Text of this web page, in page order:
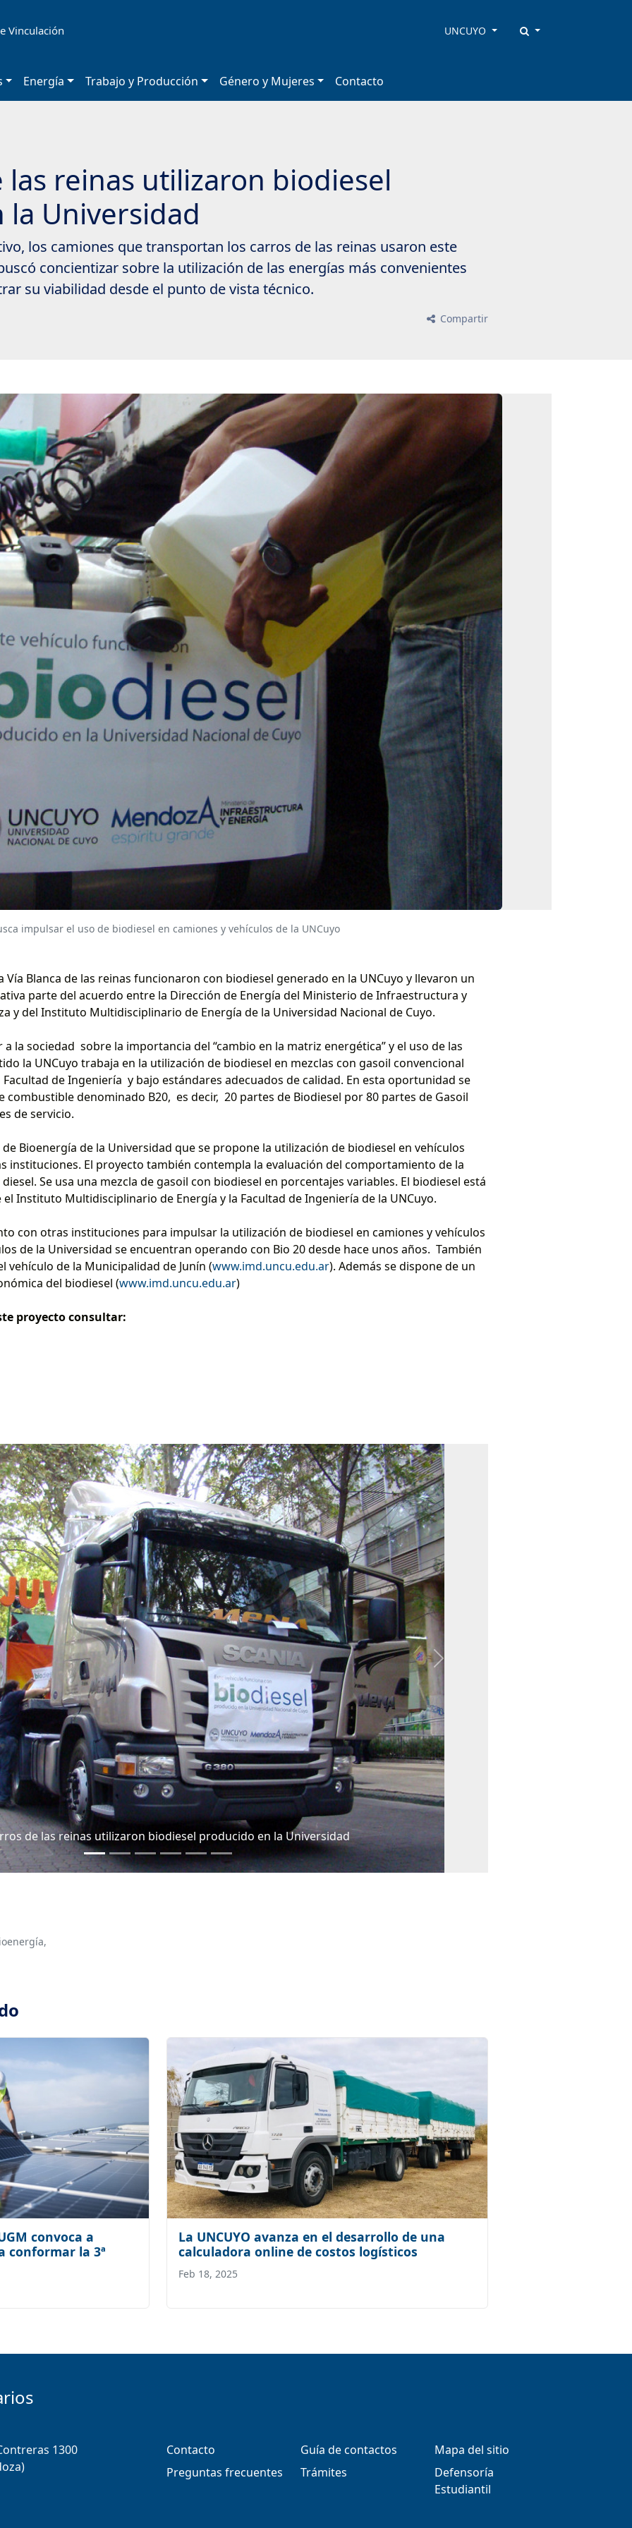
Vinculación UNCUYO
Energía Trabajo y Producción Género y Mujeres Contacto
las reinas utilizaron biodiesel
Universidad
los camiones que transportan los carros de las reinas usaron este
concientizar sobre la utilización de las energías más convenientes
su viabilidad desde el punto de vista técnico.
Compartir
impulsar el uso de biodiesel en camiones y vehículos de la UNCuyo
Vía Blanca de las reinas funcionaron con biodiesel generado en la UNCuyo y llevaron un
parte del acuerdo entre la Dirección de Energía del Ministerio de Infraestructura y
y del Instituto Multidisciplinario de Energía de la Universidad Nacional de Cuyo.
la sociedad sobre la importancia del “cambio en la matriz energética” y el uso de las
la UNCuyo trabaja en la utilización de biodiesel en mezclas con gasoil convencional
de Ingeniería y bajo estándares adecuados de calidad. En esta oportunidad se
denominado B20, es decir, 20 partes de Biodiesel por 80 partes de Gasoil
de servicio.
Bioenergía de la Universidad que se propone la utilización de biodiesel en vehículos
instituciones. El proyecto también contempla la evaluación del comportamiento de la
Se usa una mezcla de gasoil con biodiesel en porcentajes variables. El biodiesel está
Instituto Multidisciplinario de Energía y la Facultad de Ingeniería de la UNCuyo.
con otras instituciones para impulsar la utilización de biodiesel en camiones y vehículos
de la Universidad se encuentran operando con Bio 20 desde hace unos años. También
de la Municipalidad de Junín (www.imd.uncu.edu.ar). Además se dispone de un
del biodiesel (www.imd.uncu.edu.ar)
proyecto consultar:
de las reinas utilizaron biodiesel producido en la Universidad
Next
convoca a
conformar la 3ª
La UNCUYO avanza en el desarrollo de una
calculadora online de costos logísticos
Feb 18, 2025
1300
Contacto
Preguntas frecuentes
Guía de contactos
Trámites
Mapa del sitio
Defensoría
Estudiantil